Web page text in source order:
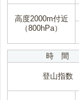
高度2000m付近
（800hPa）
時 間
登山指数